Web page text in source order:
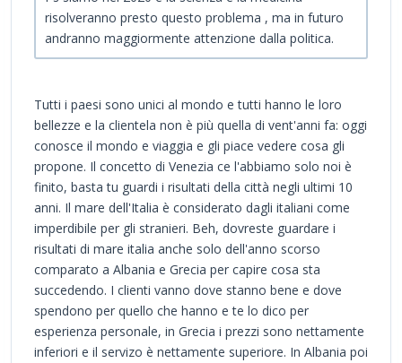
risolveranno presto questo problema , ma in futuro
andranno maggiormente attenzione dalla politica.
Tutti i paesi sono unici al mondo e tutti hanno le loro
bellezze e la clientela non è più quella di vent'anni fa: oggi
conosce il mondo e viaggia e gli piace vedere cosa gli
propone. Il concetto di Venezia ce l'abbiamo solo noi è
finito, basta tu guardi i risultati della città negli ultimi 10
anni. Il mare dell'Italia è considerato dagli italiani come
imperdibile per gli stranieri. Beh, dovreste guardare i
risultati di mare italia anche solo dell'anno scorso
comparato a Albania e Grecia per capire cosa sta
succedendo. I clienti vanno dove stanno bene e dove
spendono per quello che hanno e te lo dico per
esperienza personale, in Grecia i prezzi sono nettamente
inferiori e il servizo è nettamente superiore. In Albania poi